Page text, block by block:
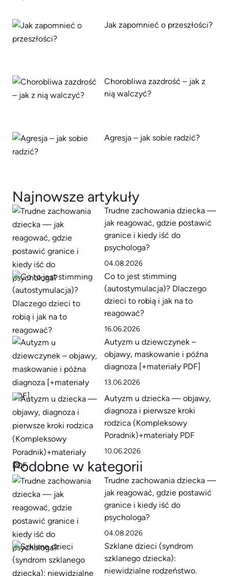
Jak zapomnieć o przeszłości?
Chorobliwa zazdrość – jak z
nią walczyć?
Agresja – jak sobie radzić?
Najnowsze artykuły
Trudne zachowania dziecka —
jak reagować, gdzie postawić
granice i kiedy iść do
psychologa?
04.08.2026
Co to jest stimming
(autostymulacja)? Dlaczego
dzieci to robią i jak na to
reagować?
16.06.2026
Autyzm u dziewczynek –
objawy, maskowanie i późna
diagnoza [+materiały PDF]
13.06.2026
Autyzm u dziecka — objawy,
diagnoza i pierwsze kroki
rodzica (Kompleksowy
Poradnik)+materiały PDF
10.06.2026
Podobne w kategorii
Trudne zachowania dziecka —
jak reagować, gdzie postawić
granice i kiedy iść do
psychologa?
04.08.2026
Szklane dzieci (syndrom
szklanego dziecka):
niewidzialne rodzeństwo.